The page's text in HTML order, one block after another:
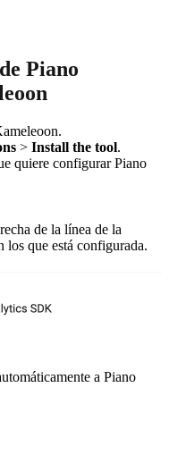
Piano
> Install the tool.
quiere configurar Piano
de la línea de la
los que está configurada.
a Piano